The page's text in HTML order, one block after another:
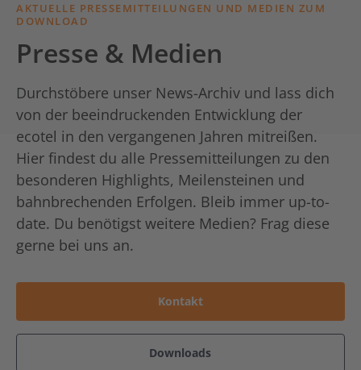
AKTUELLE PRESSEMITTEILUNGEN UND MEDIEN ZUM
DOWNLOAD
Presse & Medien
Durchstöbere unser News-Archiv und lass dich
von der beeindruckenden Entwicklung der
ecotel in den vergangenen Jahren mitreißen.
Hier findest du alle Pressemitteilungen zu den
besonderen Highlights, Meilensteinen und
bahnbrechenden Erfolgen. Bleib immer up-to-
date. Du benötigst weitere Medien? Frag diese
gerne bei uns an.
Kontakt
Downloads